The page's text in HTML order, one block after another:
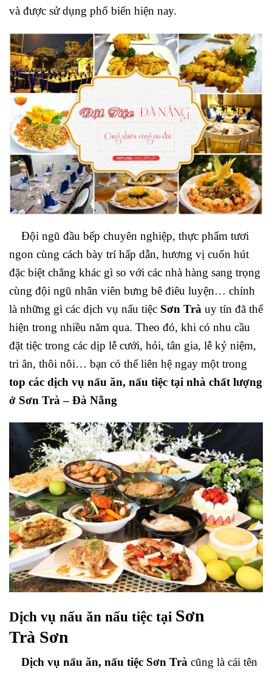
và được sử dụng phổ biến hiện nay.
Đội ngũ đầu bếp chuyên nghiệp, thực phẩm tươi
ngon cùng cách bày trí hấp dẫn, hương vị cuốn hút
đặc biệt chẳng khác gì so với các nhà hàng sang trọng
cùng đội ngũ nhân viên bưng bê điêu luyện… chính
là những gì các dịch vụ nấu tiệc Sơn Trà uy tín đã thể
hiện trong nhiều năm qua. Theo đó, khi có nhu cầu
đặt tiệc trong các dịp lễ cưới, hỏi, tân gia, lễ kỷ niệm,
tri ân, thôi nôi… bạn có thể liên hệ ngay một trong
top các dịch vụ nấu ăn, nấu tiệc tại nhà chất lượng
ở Sơn Trà – Đà Nẵng
Dịch vụ nấu ăn nấu tiệc tại Sơn
Trà Sơn
Dịch vụ nấu ăn, nấu tiệc Sơn Trà cũng là cái tên